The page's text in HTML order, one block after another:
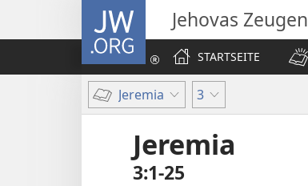
JW.ORG Jehovas Zeugen
STARTSEITE
Jeremia 3
Jeremia
3:1-25